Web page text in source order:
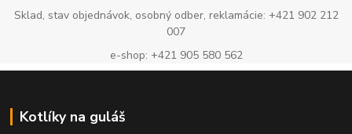
Sklad, stav objednávok, osobný odber, reklamácie: +421 902 212
007
e-shop: +421 905 580 562
Kotlíky na guláš